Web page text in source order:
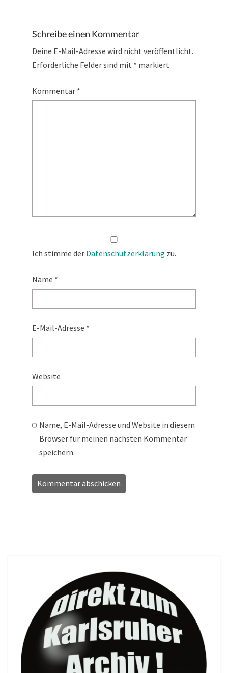
Schreibe einen Kommentar
Deine E-Mail-Adresse wird nicht veröffentlicht.
Erforderliche Felder sind mit * markiert
Kommentar *
Ich stimme der Datenschutzerklärung zu.
Name *
E-Mail-Adresse *
Website
Name, E-Mail-Adresse und Website in diesem
Browser für meinen nächsten Kommentar
speichern.